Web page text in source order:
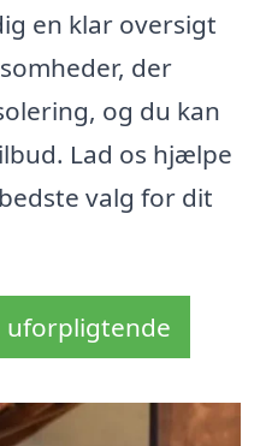
en klar oversigt
der
og du kan
Lad os hjælpe
valg for dit
uforpligtende